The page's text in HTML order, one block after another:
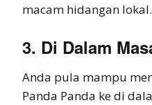
macam hidangan lokal.
3. Di Dalam
Anda pula mampu
Panda Panda ke di